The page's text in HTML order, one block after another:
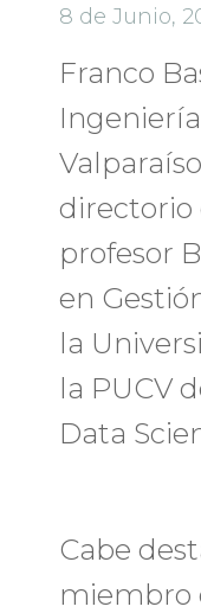
8 de Junio,
Franco
directorio
profesor
en
la
la PUCV
Data
Cabe
miembro